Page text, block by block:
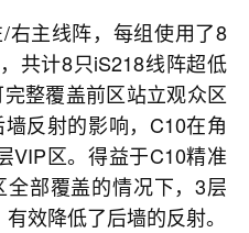
右主线阵，每组使用了8
共计8只iS218线阵超低
整覆盖前区站立观众区
反射的影响，C10在角
VIP区。得益于C10精准
部覆盖的情况下，3层
效降低了后墙的反射。